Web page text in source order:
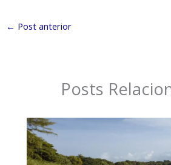
← Post anterior
Posts